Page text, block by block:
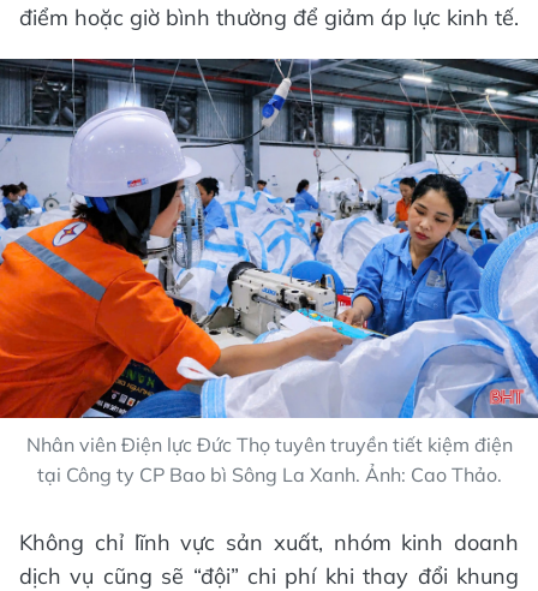
điểm hoặc giờ bình thường để giảm áp lực kinh tế.
Nhân viên Điện lực Đức Thọ tuyên truyền tiết kiệm điện
tại Công ty CP Bao bì Sông La Xanh. Ảnh: Cao Thảo.
Không chỉ lĩnh vực sản xuất, nhóm kinh doanh
dịch vụ cũng sẽ “đội” chi phí khi thay đổi khung